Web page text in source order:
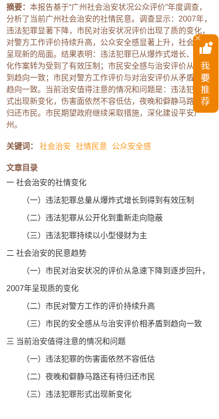
摘要：本报告基于“广州社会治安状况公众评价”年度调查，
分析了当前广州社会治安的社情民意。调查显示：2007年，
违法犯罪显著下降，市民对治安状况评价出现了质的变化，
对警方工作评价持续升高，公众安全感显著上升，社会治安
呈现新的局面。结果表明：违法犯罪已从爆炸式增长、公开
化作案转为受到了有效压制；市民安全感与治安评价从矛盾
到趋向一致；市民对警方工作评价与对治安评价从矛盾逐步
趋向一致。当前治安值得注意的情况和问题是：违法犯罪形
式出现新变化，伤害面依然不容低估，夜晚和僻静马路还待
归还市民。市民期望政府继续采取措施，深化建设平安广
州。
关键词： 社会治安 社情民意 公众安全感
文章目录
一 社会治安的社情变化
（一）违法犯罪总量从爆炸式增长到得到有效压制
（二）违法犯罪从公开化到重新走向隐蔽
（三）违法犯罪持续以小型侵财为主
二 社会治安的民意趋势
（一）市民对治安状况的评价从急速下降到逐步回升，
2007年呈现质的变化
（二）市民对警方工作的评价持续升高
（三）市民的安全感从与治安评价相矛盾到趋向一致
三 当前治安值得注意的情况和问题
（一）违法犯罪的伤害面依然不容低估
（二）夜晚和僻静马路还有待归还市民
（三）违法犯罪形式出现新变化